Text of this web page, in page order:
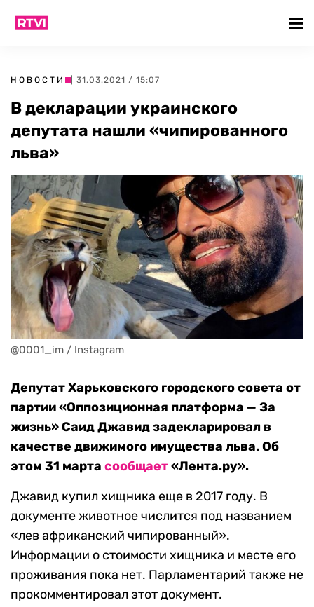
НОВОСТИ | 31.03.2021 / 15:07
В декларации украинского
депутата нашли «чипированного
льва»
@0001_im / Instagram
Депутат Харьковского городского совета от
партии «Оппозиционная платформа — За
жизнь» Саид Джавид задекларировал в
качестве движимого имущества льва. Об
этом 31 марта сообщает«Лента.ру».
Джавид купил хищника еще в 2017 году. В
документе животное числится под названием
«лев африканский чипированный».
Информации о стоимости хищника и месте его
проживания пока нет. Парламентарий также не
прокомментировал этот документ.